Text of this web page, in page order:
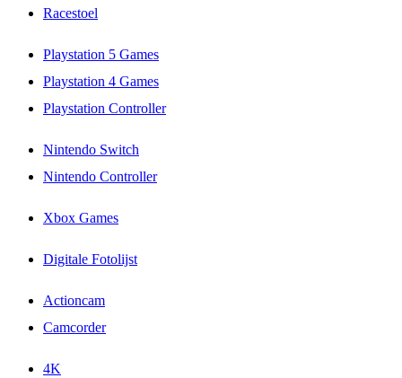
Racestoel
Playstation 5 Games
Playstation 4 Games
Playstation Controller
Nintendo Switch
Nintendo Controller
Xbox Games
Digitale Fotolijst
Actioncam
Camcorder
4K